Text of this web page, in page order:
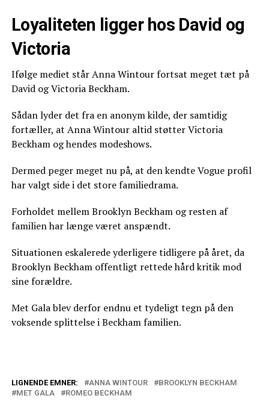
Loyaliteten ligger hos David og
Victoria
Ifølge mediet står Anna Wintour fortsat meget tæt på
David og Victoria Beckham.
Sådan lyder det fra en anonym kilde, der samtidig
fortæller, at Anna Wintour altid støtter Victoria
Beckham og hendes modeshows.
Dermed peger meget nu på, at den kendte Vogue profil
har valgt side i det store familiedrama.
Forholdet mellem Brooklyn Beckham og resten af
familien har længe været anspændt.
Situationen eskalerede yderligere tidligere på året, da
Brooklyn Beckham offentligt rettede hård kritik mod
sine forældre.
Met Gala blev derfor endnu et tydeligt tegn på den
voksende splittelse i Beckham familien.
Iskold luft i Beckham-familien: Ignoreret
LIGNENDE EMNER: ANNA WINTOUR
BROOKLYN BECKHAM
MET GALA
ROMEO BECKHAM